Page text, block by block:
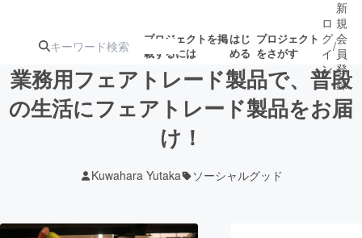
プロジェクトを掲
載するには
はじ
める
プロジェクト
をさがす
注目の新着プロ
ロ
グ
イ
ン
/
新
規
会
員
登
録
業務用フェアトレード製品で、普段
の生活にフェアトレード製品をお届
け！
Kuwahara Yutaka ソーシャルグッド